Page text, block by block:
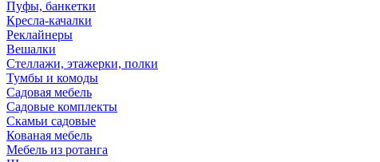
Пуфы, банкетки
Кресла-качалки
Реклайнеры
Вешалки
Стеллажи, этажерки, полки
Тумбы и комоды
Садовая мебель
Садовые комплекты
Скамьи садовые
Кованая мебель
Мебель из ротанга